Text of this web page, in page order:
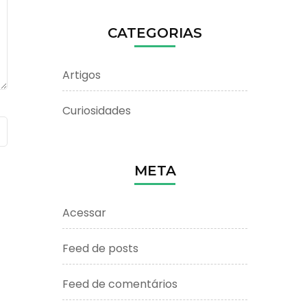
CATEGORIAS
Artigos
Curiosidades
META
Acessar
Feed de posts
Feed de comentários